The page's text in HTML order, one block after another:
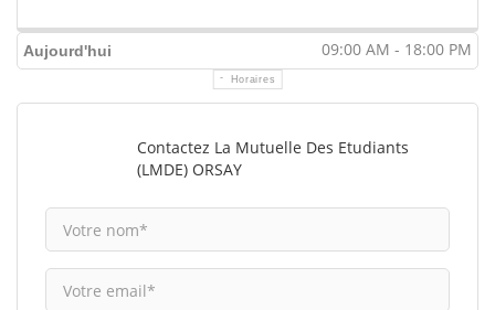
Aujourd'hui 09:00 AM - 18:00 PM
Horaires
Contactez La Mutuelle Des Etudiants
(LMDE) ORSAY